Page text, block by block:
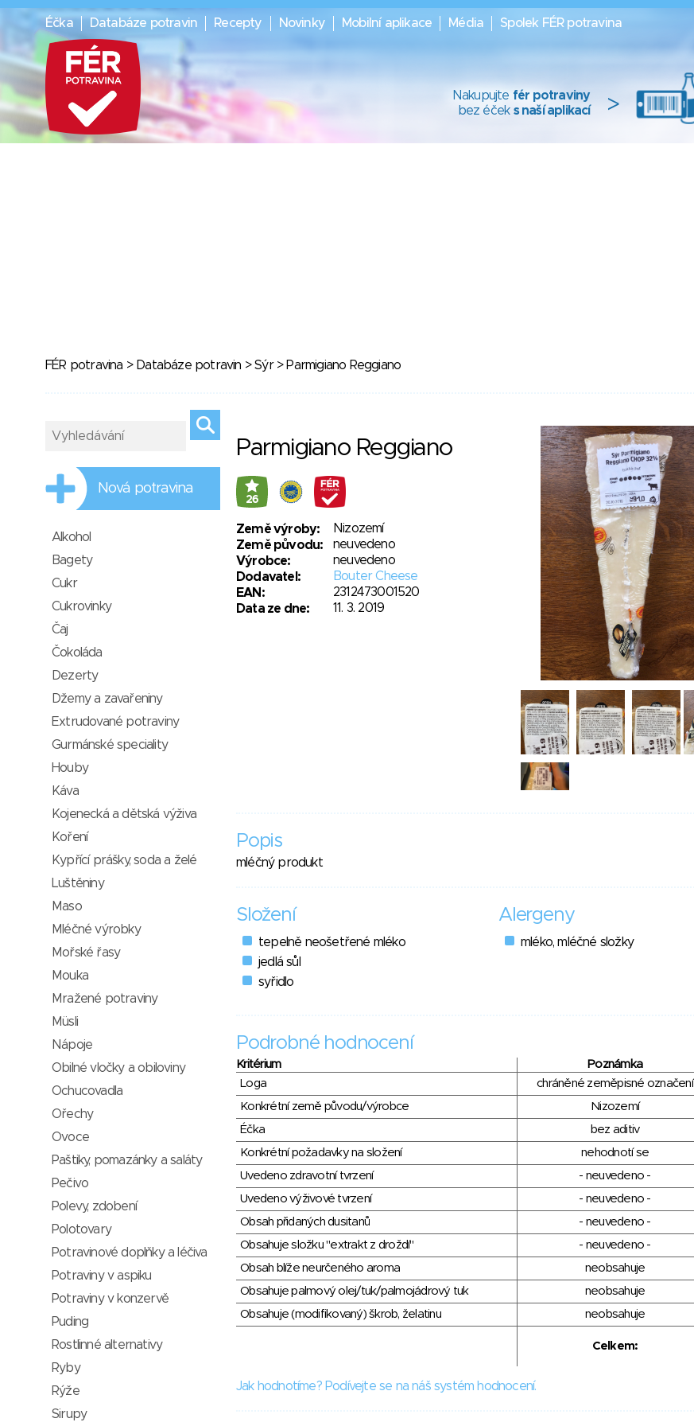
Éčka Databáze potravin Recepty Novinky Mobilní aplikace Média Spolek FÉR potravina
Nakupujte fér potraviny
bez éček s naší aplikací >
FÉR potravina > Databáze potravin >Sýr> Parmigiano Reggiano
Parmigiano Reggiano
26
Země výroby:
Nizozemí
Země původu:
neuvedeno
Výrobce:
neuvedeno
Dodavatel:
Bouter Cheese
EAN:
2312473001520
Data ze dne:
11. 3. 2019
Popis
mléčný produkt
Složení
tepelně neošetřené mléko
jedlá sůl
syřidlo
Alergeny
mléko, mléčné složky
Podrobné hodnocení
Kritérium Poznámka
Loga
chráněné zeměpisné označení
Konkrétní země původu/výrobce
Nizozemí
Éčka
bez aditiv
Konkrétní požadavky na složení
nehodnotí se
Uvedeno zdravotní tvrzení
- neuvedeno -
Uvedeno výživové tvrzení
- neuvedeno -
Obsah přidaných dusitanů
- neuvedeno -
Obsahuje složku "extrakt z droždí"
- neuvedeno -
Obsah blíže neurčeného aroma
neobsahuje
Obsahuje palmový olej/tuk/palmojádrový tuk
neobsahuje
Obsahuje (modifikovaný) škrob, želatinu
neobsahuje
Celkem:
Jak hodnotíme? Podívejte se na náš systém hodnocení.
Nová potravina
Alkohol
Bagety
Cukr
Cukrovinky
Čaj
Čokoláda
Dezerty
Džemy a zavařeniny
Extrudované potraviny
Gurmánské speciality
Houby
Káva
Kojenecká a dětská výživa
Koření
Kypřící prášky, soda a želé
Luštěniny
Maso
Mléčné výrobky
Mořské řasy
Mouka
Mražené potraviny
Müsli
Nápoje
Obilné vločky a obiloviny
Ochucovadla
Ořechy
Ovoce
Paštiky, pomazánky a saláty
Pečivo
Polevy, zdobení
Polotovary
Potravinové doplňky a léčiva
Potraviny v aspiku
Potraviny v konzervě
Puding
Rostlinné alternativy
Ryby
Rýže
Sirupy